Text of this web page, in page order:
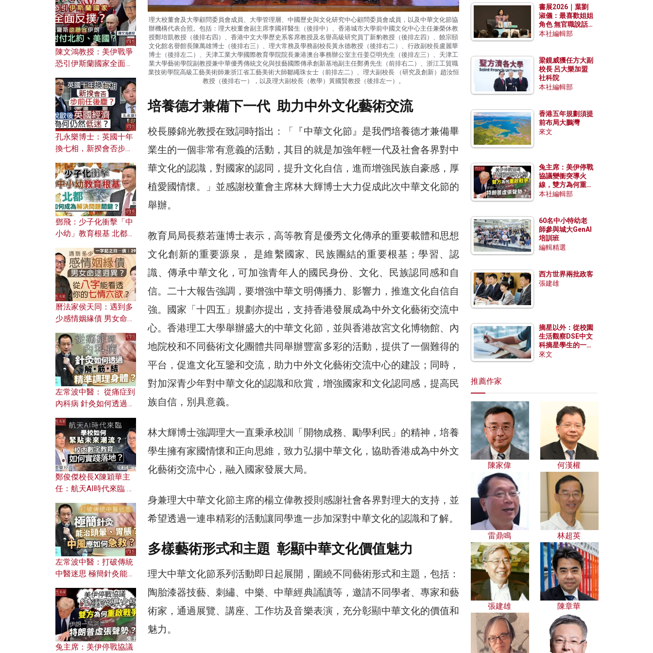
理大校董會及大學顧問委員會成員、大學管理層、中國歷史與文化研究中心顧問委員會成員，以及中華文化節協
辦機構代表合照。包括：理大校董會副主席李國祥醫生（後排中）、香港城市大學前中國文化中心主任兼榮休教
授鄭培凱教授（後排右四）、香港中文大學歷史系客席教授及名譽高級研究員丁新豹教授（後排左四）、饒宗頤
文化館名譽館長陳萬雄博士（後排右三）、理大常務及學務副校長黃永德教授（後排右二）、行政副校長盧麗華
博士（後排左二）、天津工業大學國際教育學院院長兼港澳台事務辦公室主任姜亞明先生（後排左三）、天津工
業大學藝術學院副教授兼中華優秀傳統文化與技藝國際傳承創新基地副主任鄭勇先生（前排右二）、浙江工貿職
業技術學院高級工藝美術師兼浙江省工藝美術大師鄒繩珠女士（前排左二）、理大副校長 （研究及創新）趙汝恒
教授（後排右一），以及理大副校長（教學）黃國賢教授（後排左一）。
培養德才兼備下一代 助力中外文化藝術交流
校長滕錦光教授在致詞時指出：「『中華文化節』是我們培養德才兼備畢
業生的一個非常有意義的活動，其目的就是加強年輕一代及社會各界對中
華文化的認識，對國家的認同，提升文化自信，進而增強民族自豪感，厚
植愛國情懷。」並感謝校董會主席林大輝博士大力促成此次中華文化節的
舉辦。
教育局局長蔡若蓮博士表示，高等教育是優秀文化傳承的重要載體和思想
文化創新的重要源泉， 是維繫國家、民族團結的重要根基；學習、認
識、傳承中華文化，可加強青年人的國民身份、文化、民族認同感和自
信。二十大報告強調，要增強中華文明傳播力、影響力，推進文化自信自
強。國家「十四五」規劃亦提出，支持香港發展成為中外文化藝術交流中
心。香港理工大學舉辦盛大的中華文化節，並與香港故宮文化博物館、內
地院校和不同藝術文化團體共同舉辦豐富多彩的活動，提供了一個難得的
平台，促進文化互鑒和交流，助力中外文化藝術交流中心的建設；同時，
對加深青少年對中華文化的認識和欣賞，增強國家和文化認同感，提高民
族自信，別具意義。
林大輝博士強調理大一直秉承校訓「開物成務、勵學利民」的精神，培養
學生擁有家國情懷和正向思維，致力弘揚中華文化，協助香港成為中外文
化藝術交流中心，融入國家發展大局。
身兼理大中華文化節主席的楊立偉教授則感謝社會各界對理大的支持，並
希望透過一連串精彩的活動讓同學進一步加深對中華文化的認識和了解。
多樣藝術形式和主題 彰顯中華文化價值魅力
理大中華文化節系列活動即日起展開，圍繞不同藝術形式和主題，包括：
陶胎漆器技藝、刺繡、中樂、中華經典誦讀等，邀請不同學者、專家和藝
術家，通過展覽、講座、工作坊及音樂表演，充分彰顯中華文化的價值和
魅力。
應用？
陳文鴻教授：美伊戰爭
恐引伊斯蘭國家全面反
對付北約美國？
孔永樂博士：英國十年
換七相，新揆會否步前
濟為何仍然低迷？
鄧飛：少子化衝擊「中
小幼」教育根基 北都如
曆法家侯天同：遇到多
少感情姻緣債 男女命途
的七情六欲？
左常波中醫： 從痛症到
內科病 針灸如何透過解
鄭俊傑校長X陳穎華主
任：航天AI時代來臨 學
校內數字教育如何實踐
落地？
左常波中醫：打破傳統
中醫迷思 極簡針灸能治
何急救？
兔主席：美伊停戰協議
書展2026｜葉劉
淑儀：最喜歡姐姐
角色 無官職說話
包袱少
本社編輯部
梁鏡威獲任方大副
校長 呂大樂加盟
社科院
本社編輯部
香港五年規劃須提
前布局大鵬灣
來文
兔主席：美伊停戰
協議變衝突導火
線，雙方為何重啟
戰爭？伊朗一早洞
本社編輯部
60名中小特幼老
師參與城大GenAI
培訓班
編輯精選
西方世界兩批政客
張建雄
摘星以外：從校園
生活觀察DSE中文
科摘星學生的一點
特質
來文
推薦作家
陳家偉 何漢權
雷鼎鳴 林超英
張建雄 陳章華